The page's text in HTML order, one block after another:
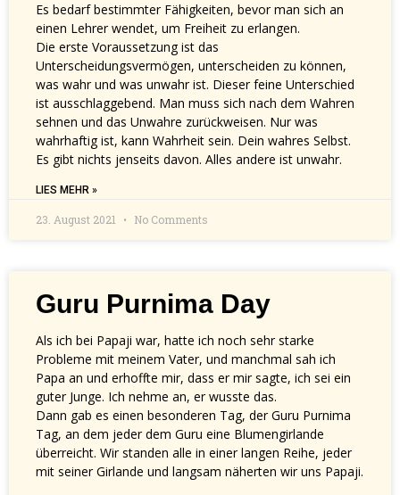
Es bedarf bestimmter Fähigkeiten, bevor man sich an
einen Lehrer wendet, um Freiheit zu erlangen.
Die erste Voraussetzung ist das
Unterscheidungsvermögen, unterscheiden zu können,
was wahr und was unwahr ist. Dieser feine Unterschied
ist ausschlaggebend. Man muss sich nach dem Wahren
sehnen und das Unwahre zurückweisen. Nur was
wahrhaftig ist, kann Wahrheit sein. Dein wahres Selbst.
Es gibt nichts jenseits davon. Alles andere ist unwahr.
LIES MEHR »
23. August 2021 No Comments
Guru Purnima Day
Als ich bei Papaji war, hatte ich noch sehr starke
Probleme mit meinem Vater, und manchmal sah ich
Papa an und erhoffte mir, dass er mir sagte, ich sei ein
guter Junge. Ich nehme an, er wusste das.
Dann gab es einen besonderen Tag, der Guru Purnima
Tag, an dem jeder dem Guru eine Blumengirlande
überreicht. Wir standen alle in einer langen Reihe, jeder
mit seiner Girlande und langsam näherten wir uns Papaji.